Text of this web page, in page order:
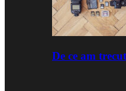
De ce am